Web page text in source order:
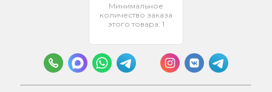
Минимальное
количество заказа
этого товара: 1